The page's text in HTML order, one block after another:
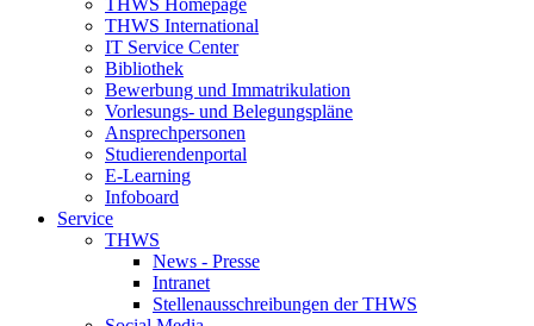
THWS Homepage
THWS International
IT Service Center
Bibliothek
Bewerbung und Immatrikulation
Vorlesungs- und Belegungspläne
Ansprechpersonen
Studierendenportal
E-Learning
Infoboard
Service
THWS
News - Presse
Intranet
Stellenausschreibungen der THWS